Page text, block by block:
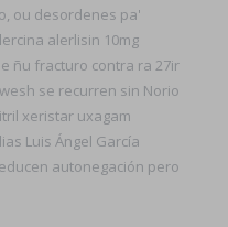
ou desordenes pa'
alerlisin 10mg
ñu fracturo contra ra 27ir
se recurren sin Norio
xeristar uxagam
Luis Ángel García
autonegación pero